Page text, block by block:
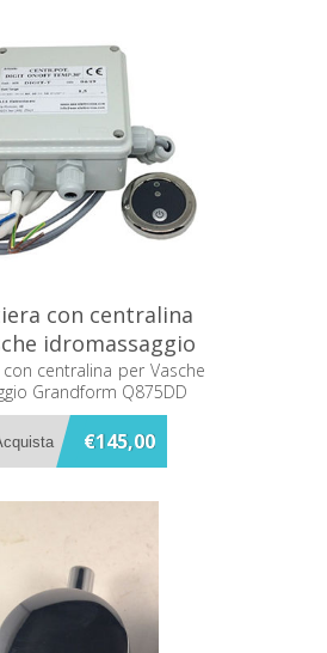
con centralina
idromassaggio
Q875DD
centralina per Vasche
Grandform Q875DD
€145,00